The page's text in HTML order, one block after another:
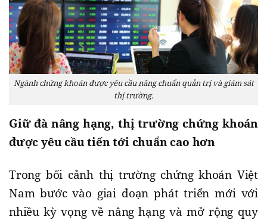
Ngành chứng khoán được yêu cầu nâng chuẩn quản trị và giám sát
thị trường.
Giữ đà nâng hạng, thị trường chứng khoán
được yêu cầu tiến tới chuẩn cao hơn
Trong bối cảnh thị trường chứng khoán Việt
Nam bước vào giai đoạn phát triển mới với
nhiều kỳ vọng về nâng hạng và mở rộng quy